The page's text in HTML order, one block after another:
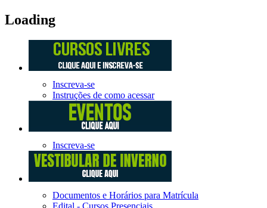
Loading
Inscreva-se
Instruções de como acessar
Inscreva-se
Documentos e Horários para Matrícula
Edital - Cursos Presenciais